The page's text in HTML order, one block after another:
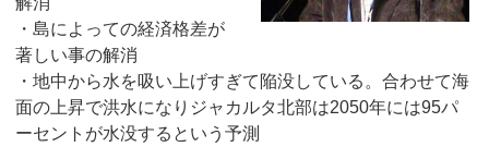
・島によっての経済格差が
著しい事の解消
・地中から水を吸い上げすぎて陥没している。合わせて海
面の上昇で洪水になりジャカルタ北部は2050年には95パ
ーセントが水没するという予測